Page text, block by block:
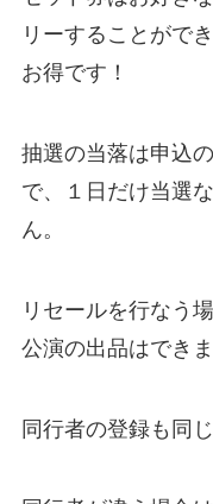
リーすることがで
お得です！
抽選の当落は申込
で、１日だけ当選
ん。
リセールを行なう
公演の出品はできま
同行者の登録も同